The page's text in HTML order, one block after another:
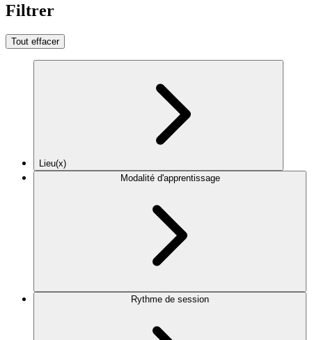
Filtrer
Tout effacer
Lieu(x)
Modalité d'apprentissage
Rythme de session